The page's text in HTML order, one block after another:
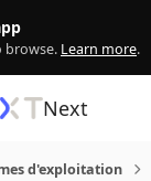
browse. Learn more.
Next
d'exploitation